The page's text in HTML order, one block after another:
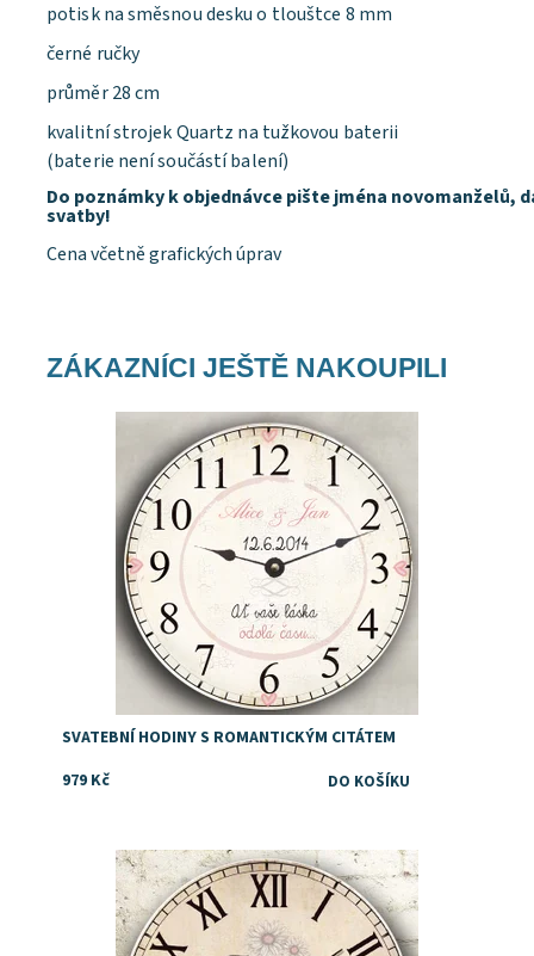
potisk na směsnou desku o tlouštce 8 mm
černé ručky
průměr 28 cm
kvalitní strojek Quartz na tužkovou baterii
(baterie není součástí balení)
Do poznámky k objednávce pište jména novomanželů,
svatby!
Cena včetně grafických úprav
ZÁKAZNÍCI JEŠTĚ NAKOUPILI
Dostupnost: Skladem
SVATEBNÍ HODINY S ROMANTICKÝM CITÁTEM
979 Kč
Dostupnost: Skladem